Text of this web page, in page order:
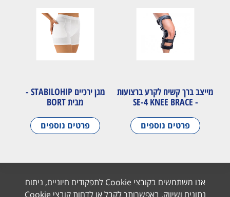
אנו משתמשים בקובצי Cookie לתפקודים חיוניים, ניתוח
נתונים ושיווק. באפשרותך לקבל או לדחות קובצי Cookie
מייצב ברך קשיח לקרע ברצועות
- SE-4 KNEE BRACE
פרטים נוספים
מגן ירכיים STABILOHIP -
מבית BORT
פרטים נוספים